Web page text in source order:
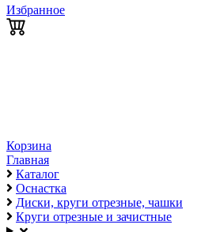
Избранное
Корзина
Главная
Каталог
Оснастка
Диски, круги отрезные, чашки
Круги отрезные и зачистные